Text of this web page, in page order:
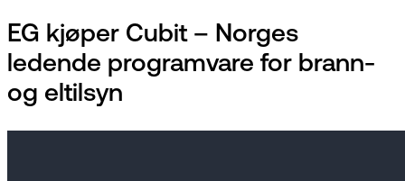
EG kjøper Cubit – Norges
ledende programvare for brann-
og eltilsyn